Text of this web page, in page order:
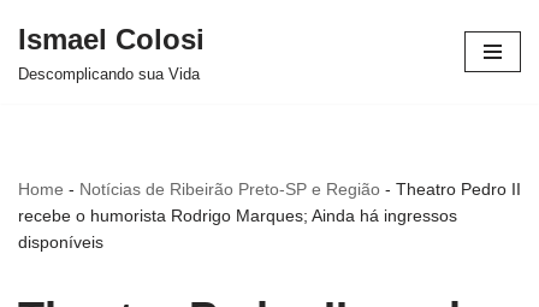
Avançar
Ismael Colosi
Descomplicando sua Vida
Home - Notícias de Ribeirão Preto-SP e Região - Theatro Pedro II
recebe o humorista Rodrigo Marques; Ainda há ingressos
disponíveis